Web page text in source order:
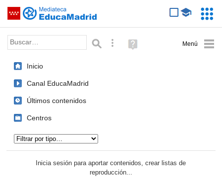
Saltar navegación
Palabra o frase: Búsqueda avanzada
Ayuda
(en
Inicio
Canal EducaMadrid
Últimos contenidos
Centros
Inicia sesión para aportar contenidos, crear listas de
reproducción...